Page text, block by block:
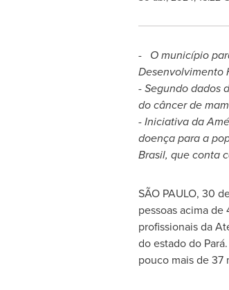
- O município
Desenvolvimento
- Segundo dados
do câncer de
- Iniciativa da
doença para a
Brasil, que conta
SÃO PAULO, 30
pessoas acima
profissionais da
do estado do
pouco mais de 37